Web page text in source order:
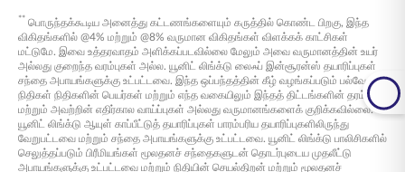
இயங்குவதற்காக இந்தக் கட்டணங்கள்
மாதந்தோறும் கழிக்கப்படுகின்றன.
நிதி மேலாண்மை கட்டணங்கள்: நீங்கள் முதலீடு
செய்யும் நிதிகளுக்கு ஒரு சாதாரண வருடாந்திர
கட்டணம் (1.35% வரை) பொருந்தும், இது உங்கள்
போர்ட்ஃபோலியோவின் செயலில் நிர்வாகத்தை
உறுதி செய்கிறது.
தொடர்ச்சி நிறுத்தக் கட்டணங்கள்: நிதி மதிப்பின்
பாலிசிதாரர் இறந்தால், நியமிக்கப்பட்ட இறப்பு சலுகை
செலுத்தப்படும், மேலும் பெறப்பட்ட தொகையும் வரி விலக்கு
அளிக்கப்படும், இது வருமான வரிச் சட்டம், 1961 இன் பிரிவு
10(10D) இன் கீழ் உள்ள நிபந்தனைகளுக்கு உட்பட்டது. கூடுதலாக,
எஸ்பிஐ லைஃப் - ஸ்மார்ட் ஃபார்ச்சூன் பில்டருக்குள்எந்தவொரு நிதி
மாற்றமும் வரி விலக்கு அளிக்கப்படுகிறது.
** பொருந்தக்கூடிய அனைத்து கட்டணங்களையும் கருத்தில் கொண்ட பிறகு, இந்த
விகிதங்களில் @4% மற்றும் @8% வருமான விகிதங்கள் விளக்கக் காட்சிகள்
மட்டுமே. இவை உத்தரவாதம் அளிக்கப்படவில்லை மேலும் அவை வருமானத்தின் உயர்
அல்லது குறைந்த வரம்புகள் அல்ல. யூனிட் லிங்க்டு லைஃப் இன்சூரன்ஸ் தயாரிப்புகள்
சந்தை அபாயங்களுக்கு உட்பட்டவை. இந்த ஒப்பந்தத்தின் கீழ் வழங்கப்படும் பல்வேறு
நிதிகள் நிதிகளின் பெயர்கள் மற்றும் எந்த வகையிலும் இந்தத் திட்டங்களின் தரம்
மற்றும் அவற்றின் எதிர்கால வாய்ப்புகள் அல்லது வருமானங்களைக் குறிக்கவில்லை.
யூனிட் லிங்க்டு ஆயுள் காப்பீட்டுத் தயாரிப்புகள் பாரம்பரிய தயாரிப்புகளிலிருந்து
வேறுபட்டவை மற்றும் சந்தை அபாயங்களுக்கு உட்பட்டவை. யூனிட் லிங்க்டு பாலிசிகளில்
செலுத்தப்படும் பிரீமியங்கள் மூலதனச் சந்தைகளுடன் தொடர்புடைய முதலீட்டு
அபாயங்களுக்கு உட்பட்டவை மற்றும் நிதியின் செயல்திறன் மற்றும் மூலதனச்